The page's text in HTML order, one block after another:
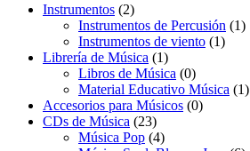
Instrumentos (2)
Instrumentos de Percusión (1)
Instrumentos de viento (1)
Librería de Música (1)
Libros de Música (0)
Material Educativo Música (1)
Accesorios para Músicos (0)
CDs de Música (23)
Música Pop (4)